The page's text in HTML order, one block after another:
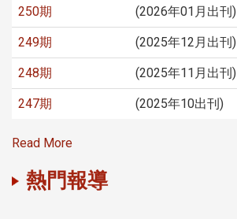
250期 (2026年01月出刊)
249期 (2025年12月出刊)
248期 (2025年11月出刊)
247期 (2025年10出刊)
Read More
熱門報導